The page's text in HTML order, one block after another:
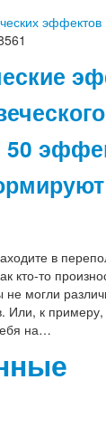
в
кто-то
могли
Или, к примеру,
на…